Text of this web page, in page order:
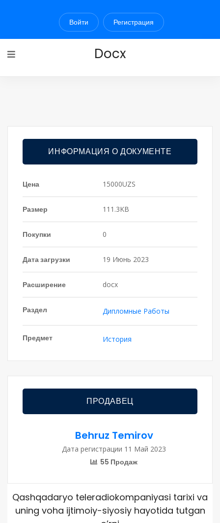
Войти Регистрация
Docx
ИНФОРМАЦИЯ О ДОКУМЕНТЕ
Цена 15000UZS
Размер 111.3KB
Покупки 0
Дата загрузки 19 Июнь 2023
Расширение docx
Раздел Дипломные Работы
Предмет История
ПРОДАВЕЦ
Behruz Temirov
Дата регистрации 11 Май 2023
55 Продаж
Qashqadaryo teleradiokompaniyasi tarixi va
uning voha ijtimoiy-siyosiy hayotida tutgan